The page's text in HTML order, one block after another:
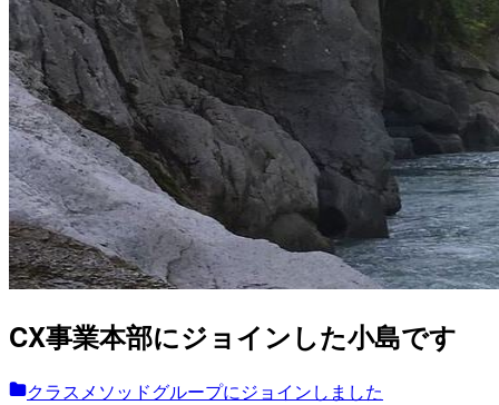
CX事業本部にジョインした小島です
クラスメソッドグループにジョインしました